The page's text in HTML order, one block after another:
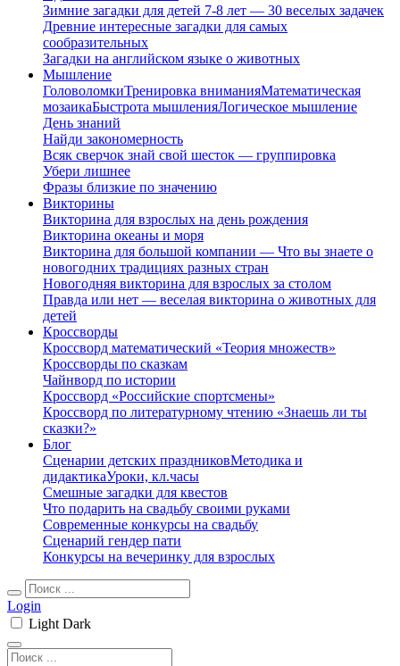
Зимние загадки для детей 7-8 лет — 30 веселых задачек
Древние интересные загадки для самых
сообразительных
Загадки на английском языке о животных
Мышление
ГоловоломкиТренировка вниманияМатематическая
мозаикаБыстрота мышленияЛогическое мышление
День знаний
Найди закономерность
Всяк сверчок знай свой шесток — группировка
Убери лишнее
Фразы близкие по значению
Викторины
Викторина для взрослых на день рождения
Викторина океаны и моря
Викторина для большой компании — Что вы знаете о
новогодних традициях разных стран
Новогодняя викторина для взрослых за столом
Правда или нет — веселая викторина о животных для
детей
Кроссворды
Кроссворд математический «Теория множеств»
Кроссворды по сказкам
Чайнворд по истории
Кроссворд «Российские спортсмены»
Кроссворд по литературному чтению «Знаешь ли ты
сказки?»
Блог
Сценарии детских праздниковМетодика и
дидактикаУроки, кл.часы
Смешные загадки для квестов
Что подарить на свадьбу своими руками
Современные конкурсы на свадьбу
Сценарий гендер пати
Конкурсы на вечеринку для взрослых
Login
Light Dark